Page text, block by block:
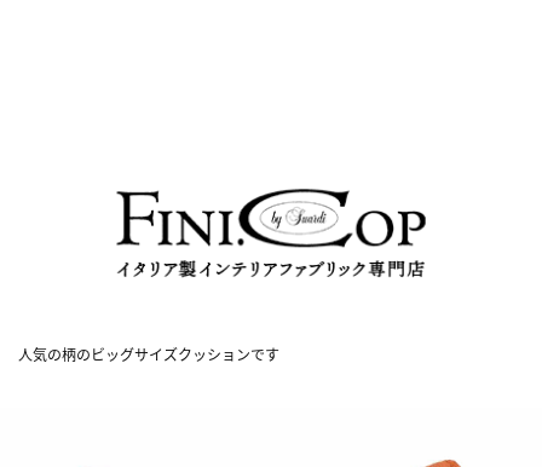
人気の柄のビッグサイズクッションです